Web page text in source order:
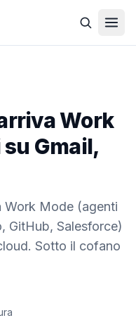
Work
Gmail,
Work Mode (agenti
GitHub, Salesforce)
Sotto il cofano